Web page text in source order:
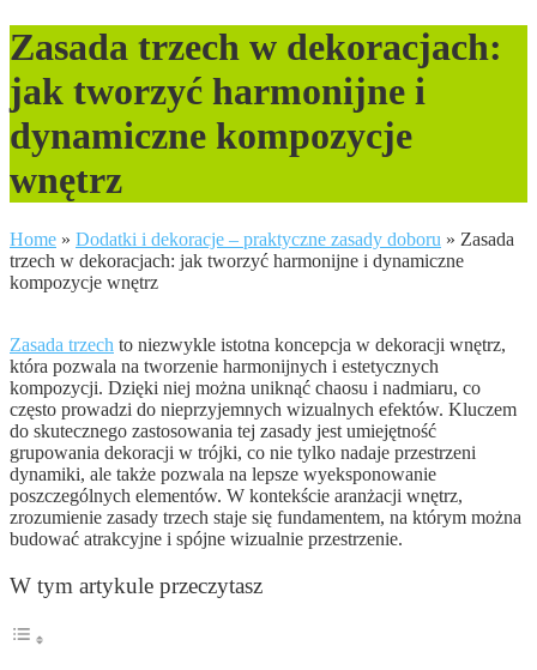
Zasada trzech w dekoracjach:
jak tworzyć harmonijne i
dynamiczne kompozycje
wnętrz
Home » Dodatki i dekoracje – praktyczne zasady doboru » Zasada
trzech w dekoracjach: jak tworzyć harmonijne i dynamiczne
kompozycje wnętrz
Zasada trzech to niezwykle istotna koncepcja w dekoracji wnętrz,
która pozwala na tworzenie harmonijnych i estetycznych
kompozycji. Dzięki niej można uniknąć chaosu i nadmiaru, co
często prowadzi do nieprzyjemnych wizualnych efektów. Kluczem
do skutecznego zastosowania tej zasady jest umiejętność
grupowania dekoracji w trójki, co nie tylko nadaje przestrzeni
dynamiki, ale także pozwala na lepsze wyeksponowanie
poszczególnych elementów. W kontekście aranżacji wnętrz,
zrozumienie zasady trzech staje się fundamentem, na którym można
budować atrakcyjne i spójne wizualnie przestrzenie.
W tym artykule przeczytasz